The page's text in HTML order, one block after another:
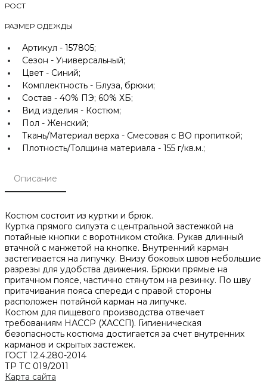
РОСТ
РАЗМЕР ОДЕЖДЫ
Артикул - 157805;
Сезон - Универсальный;
Цвет - Синий;
Комплектность - Блуза, брюки;
Состав - 40% ПЭ; 60% ХБ;
Вид изделия - Костюм;
Пол - Женский;
Ткань/Материал верха - Смесовая с ВО пропиткой;
Плотность/Толщина материала - 155 г/кв.м.;
Описание
Костюм состоит из куртки и брюк.
Куртка прямого силуэта с центральной застежкой на
потайные кнопки с воротником стойка. Рукав длинный
втачной с манжетой на кнопке. Внутренний карман
застегивается на липучку. Внизу боковых швов небольшие
разрезы для удобства движения. Брюки прямые на
притачном поясе, частично стянутом на резинку. По шву
притачивания пояса спереди с правой стороны
расположен потайной карман на липучке.
Костюм для пищевого производства отвечает
требованиям НАССР (ХАССП). Гигиеническая
безопасность костюма достигается за счет внутренних
карманов и скрытых застежек.
ГОСТ 12.4.280-2014
ТР ТС 019/2011
Карта сайта